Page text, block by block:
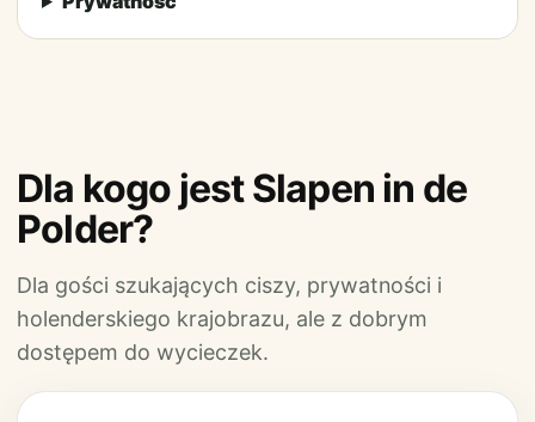
Dla kogo jest Slapen in de
Polder?
Dla gości szukających ciszy, prywatności i
holenderskiego krajobrazu, ale z dobrym
dostępem do wycieczek.